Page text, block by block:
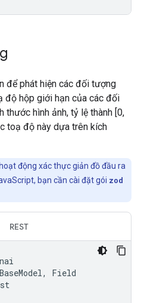
để phát hiện các đối tượng
độ hộp giới hạn của các đối
hình ảnh, tỷ lệ thành [0,
toạ độ này dựa trên kích
động xác thực giản đồ đầu ra
bạn cần cài đặt gói zod
REST
BaseModel,
Field